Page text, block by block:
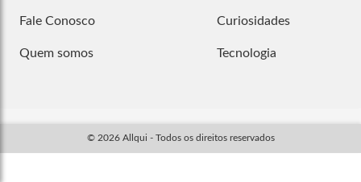
Fale Conosco
Quem somos
Curiosidades
Tecnologia
© 2026 Allqui - Todos os direitos reservados